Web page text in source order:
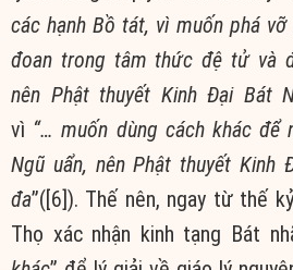
các hạnh Bồ tát, vì muốn phá
đoan trong tâm thức đệ tử và
nên Phật thuyết Kinh Đại Bát
vì “… muốn dùng cách khác để
Ngũ uẩn, nên Phật thuyết Kinh
đa”([6]). Thế nên, ngay từ thế
Thọ xác nhận kinh tạng Bát